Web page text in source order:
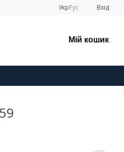
УкрРус Вхід
Мій кошик